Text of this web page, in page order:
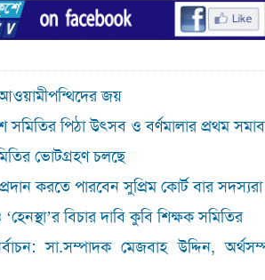
আওয়ামীপন্থিদের জয়
সমিতির পিঠা উৎসব ও বর্ণমালার প্রথম
ভোটগ্রহণ চলছে
করতে পারবেন সুপ্রিম কোর্ট বার সদস্যরা
বিচার দাবি কুবি শিক্ষক সমিতির
সা.সম্পাদক মেজবাহ উদ্দিন,